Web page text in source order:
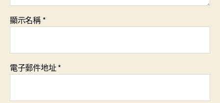
顯示名稱*
電子郵件地址*